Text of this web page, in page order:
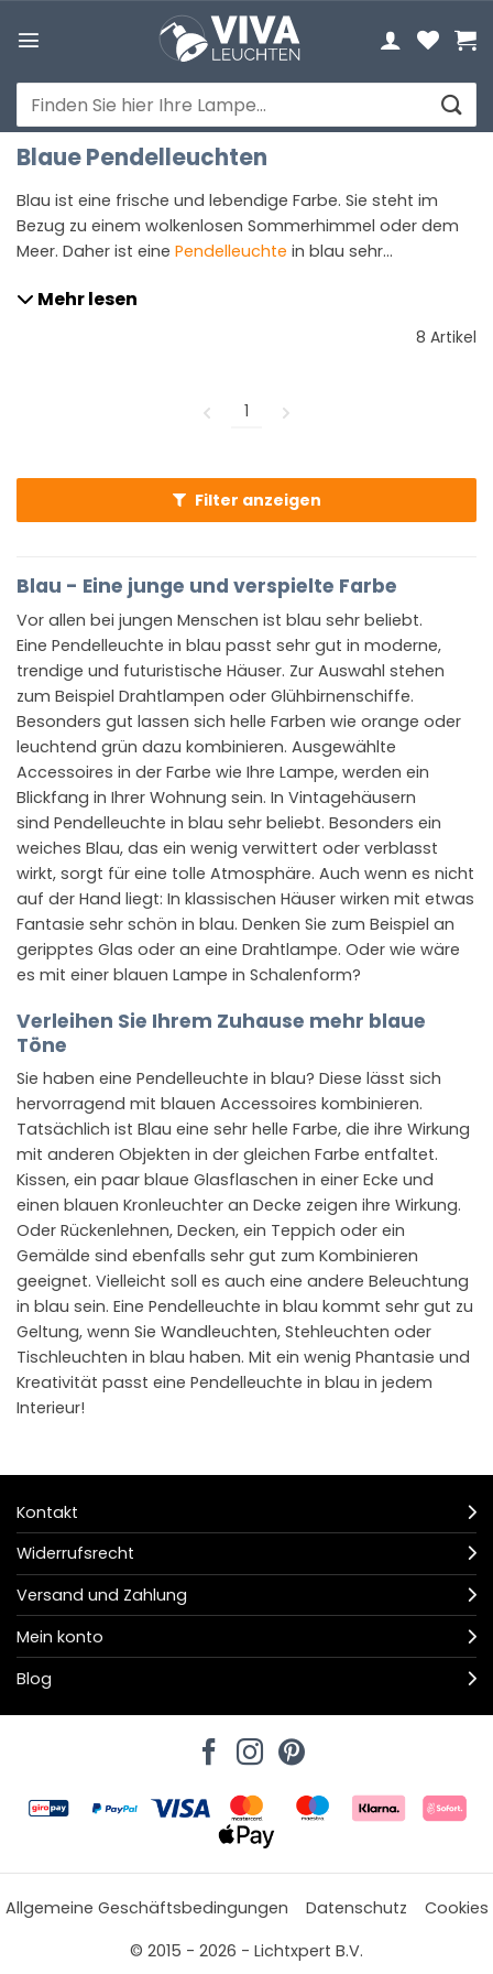
Inhalt
Suchen
nach:
Blaue Pendelleuchten
Blau ist eine frische und lebendige Farbe. Sie steht im
Bezug zu einem wolkenlosen Sommerhimmel oder dem
Meer. Daher ist eine Pendelleuchte in blau sehr
ein helles Haus? Mit einer Pendelleuchte in blau setzen Sie
Mehr lesen
8 Artikel
1
Filter anzeigen
Blau - Eine junge und verspielte Farbe
Vor allen bei jungen Menschen ist blau sehr beliebt.
Eine Pendelleuchte in blau passt sehr gut in moderne,
trendige und futuristische Häuser. Zur Auswahl stehen
zum Beispiel Drahtlampen oder Glühbirnenschiffe.
Besonders gut lassen sich helle Farben wie orange oder
leuchtend grün dazu kombinieren. Ausgewählte
Accessoires in der Farbe wie Ihre Lampe, werden ein
Blickfang in Ihrer Wohnung sein. In Vintagehäusern
sind Pendelleuchte in blau sehr beliebt. Besonders ein
weiches Blau, das ein wenig verwittert oder verblasst
wirkt, sorgt für eine tolle Atmosphäre. Auch wenn es nicht
auf der Hand liegt: In klassischen Häuser wirken mit etwas
Fantasie sehr schön in blau. Denken Sie zum Beispiel an
geripptes Glas oder an eine Drahtlampe. Oder wie wäre
es mit einer blauen Lampe in Schalenform?
Verleihen Sie Ihrem Zuhause mehr blaue
Töne
Sie haben eine Pendelleuchte in blau? Diese lässt sich
hervorragend mit blauen Accessoires kombinieren.
Tatsächlich ist Blau eine sehr helle Farbe, die ihre Wirkung
mit anderen Objekten in der gleichen Farbe entfaltet.
Kissen, ein paar blaue Glasflaschen in einer Ecke und
einen blauen Kronleuchter an Decke zeigen ihre Wirkung.
Oder Rückenlehnen, Decken, ein Teppich oder ein
Gemälde sind ebenfalls sehr gut zum Kombinieren
geeignet. Vielleicht soll es auch eine andere Beleuchtung
in blau sein. Eine Pendelleuchte in blau kommt sehr gut zu
Geltung, wenn Sie Wandleuchten, Stehleuchten oder
Tischleuchten in blau haben. Mit ein wenig Phantasie und
Kreativität passt eine Pendelleuchte in blau in jedem
Interieur!
Kontakt
Widerrufsrecht
Versand und Zahlung
Mein konto
Blog
Allgemeine Geschäftsbedingungen Datenschutz
Cookies
© 2015 - 2026 - Lichtxpert B.V.